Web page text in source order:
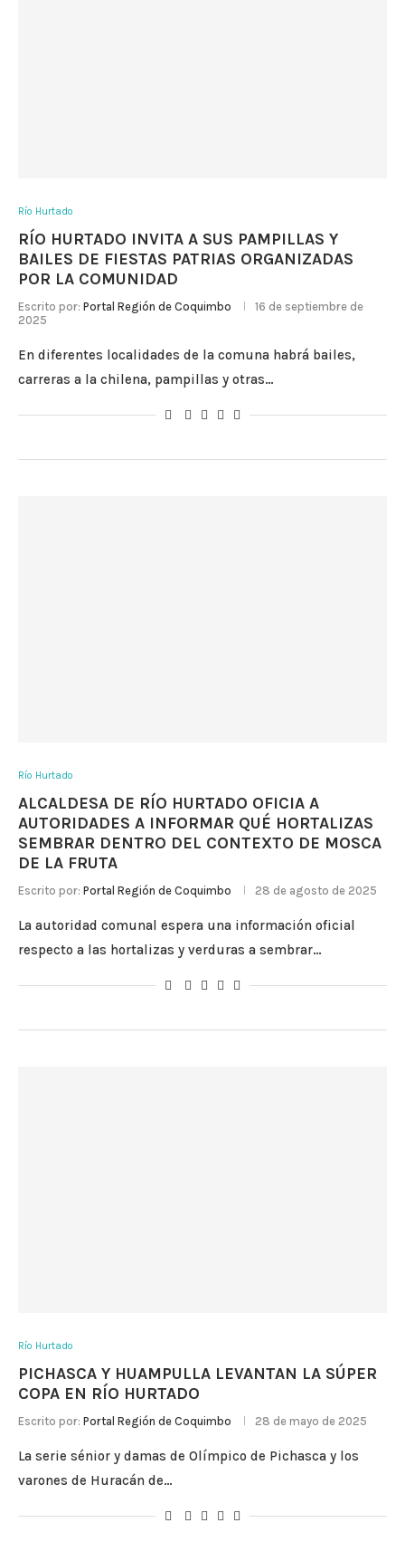
Río Hurtado
RÍO HURTADO INVITA A SUS PAMPILLAS Y
BAILES DE FIESTAS PATRIAS ORGANIZADAS
POR LA COMUNIDAD
Escrito por: Portal Región de Coquimbo
16 de septiembre de
2025
En diferentes localidades de la comuna habrá bailes,
carreras a la chilena, pampillas y otras…
Río Hurtado
ALCALDESA DE RÍO HURTADO OFICIA A
AUTORIDADES A INFORMAR QUÉ HORTALIZAS
SEMBRAR DENTRO DEL CONTEXTO DE MOSCA
DE LA FRUTA
Escrito por: Portal Región de Coquimbo 28 de agosto de 2025
La autoridad comunal espera una información oficial
respecto a las hortalizas y verduras a sembrar…
Río Hurtado
PICHASCA Y HUAMPULLA LEVANTAN LA SÚPER
COPA EN RÍO HURTADO
Escrito por: Portal Región de Coquimbo 28 de mayo de 2025
La serie sénior y damas de Olímpico de Pichasca y los
varones de Huracán de…